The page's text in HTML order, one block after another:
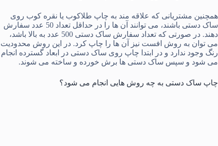
همچنین مشتریانی که علاقه مند به چاپ طلاکوب یا نقره کوب روی
ساک دستی باشند، می توانند آن ها را در حداقل تعداد 50 عدد سفارش
دهند. در صورتی که تعداد سفارش ساک دستی 500 عدد به بالا باشد،
می توان به روش افست نیز آن ها را چاپ کرد. در این روش محدودیت
رنگ وجود ندارد و در ابتدا چاپ روی ساک دستی در ابعاد گسترده انجام
می شود و سپس ساک دستی ها برش خورده و ساخته می شوند.
چاپ ساک دستی به چه روش هایی انجام می شود؟